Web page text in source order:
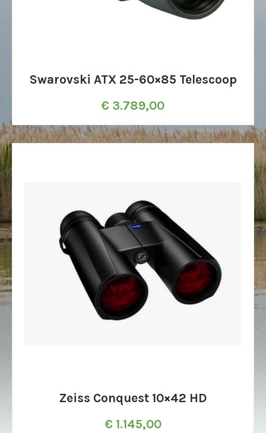
Swarovski ATX 25-60×85 Telescoop
€ 3.789,00
Zeiss Conquest 10×42 HD
€ 1.145,00